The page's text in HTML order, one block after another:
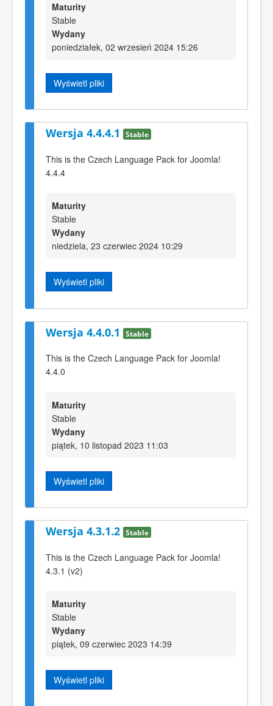
Maturity
Stable
Wydany
poniedziałek, 02 wrzesień 2024 15:26
Wyświetl pliki
Wersja 4.4.4.1 Stable
This is the Czech Language Pack for Joomla!
4.4.4
Maturity
Stable
Wydany
niedziela, 23 czerwiec 2024 10:29
Wyświetl pliki
Wersja 4.4.0.1 Stable
This is the Czech Language Pack for Joomla!
4.4.0
Maturity
Stable
Wydany
piątek, 10 listopad 2023 11:03
Wyświetl pliki
Wersja 4.3.1.2 Stable
This is the Czech Language Pack for Joomla!
4.3.1 (v2)
Maturity
Stable
Wydany
piątek, 09 czerwiec 2023 14:39
Wyświetl pliki